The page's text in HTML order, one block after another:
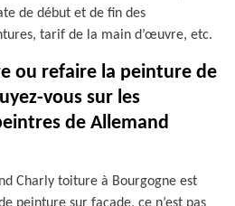
de début et de fin des
tarif de la main d’œuvre, etc.
ou refaire la peinture de
vous sur les
de Allemand
Charly toiture à Bourgogne est